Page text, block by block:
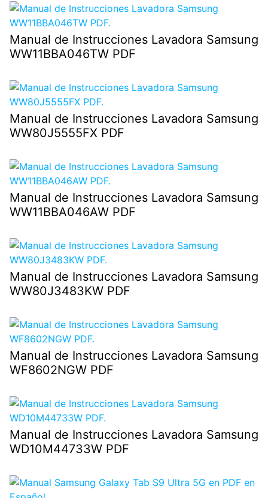
Manual de Instrucciones Lavadora Samsung
WW11BBA046TW PDF
Manual de Instrucciones Lavadora Samsung
WW80J5555FX PDF
Manual de Instrucciones Lavadora Samsung
WW11BBA046AW PDF
Manual de Instrucciones Lavadora Samsung
WW80J3483KW PDF
Manual de Instrucciones Lavadora Samsung
WF8602NGW PDF
Manual de Instrucciones Lavadora Samsung
WD10M44733W PDF